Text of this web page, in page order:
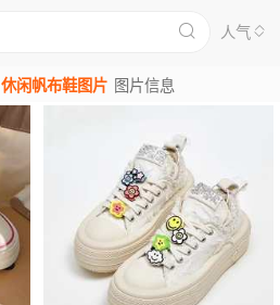
人气
休闲帆布鞋图片 图片信息